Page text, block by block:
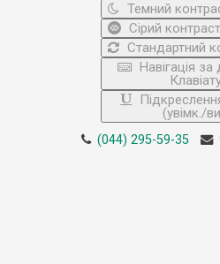
Темний
Сірий контраст
Стандартний
Навігація
(увімк./
(044) 295-59-35